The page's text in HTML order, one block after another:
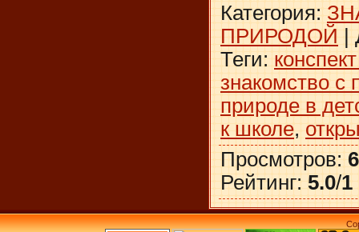
Категория:
ПРИРОДОЙ |
Теги:
знакомство с
природе в
к школе,
Просмотров:
Рейтинг: 5.0/1